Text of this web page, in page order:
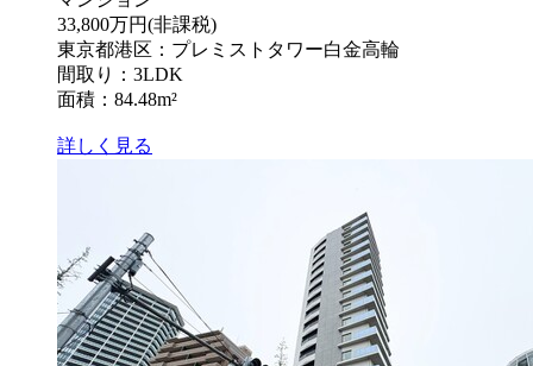
33,800万円(非課税)
東京都港区：プレミストタワー白金高輪
間取り：3LDK
面積：84.48m²
詳しく見る